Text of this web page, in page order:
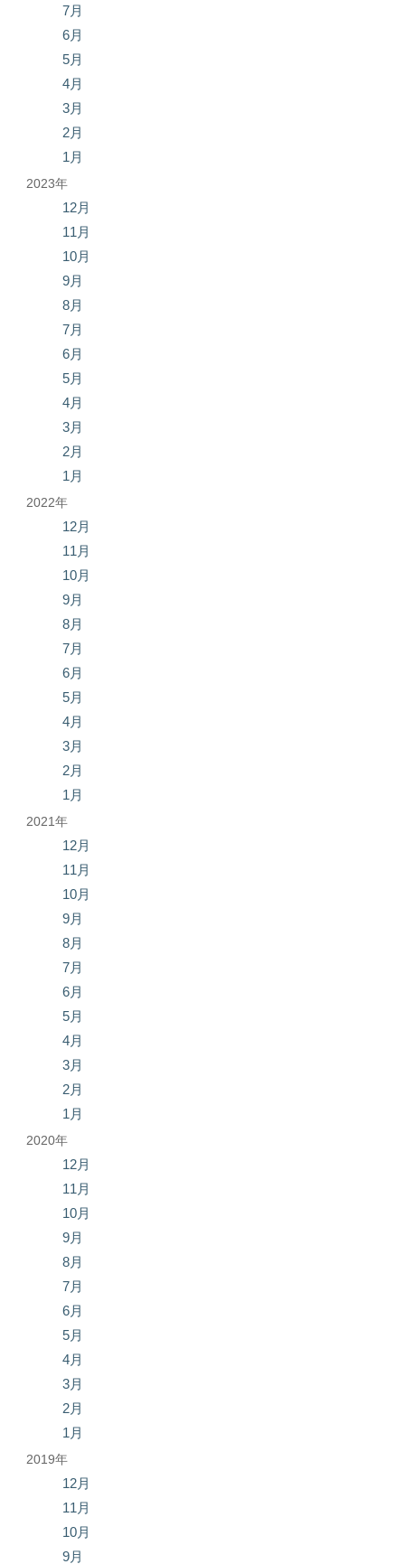
7月
6月
5月
4月
3月
2月
1月
2023年
12月
11月
10月
9月
8月
7月
6月
5月
4月
3月
2月
1月
2022年
12月
11月
10月
9月
8月
7月
6月
5月
4月
3月
2月
1月
2021年
12月
11月
10月
9月
8月
7月
6月
5月
4月
3月
2月
1月
2020年
12月
11月
10月
9月
8月
7月
6月
5月
4月
3月
2月
1月
2019年
12月
11月
10月
9月